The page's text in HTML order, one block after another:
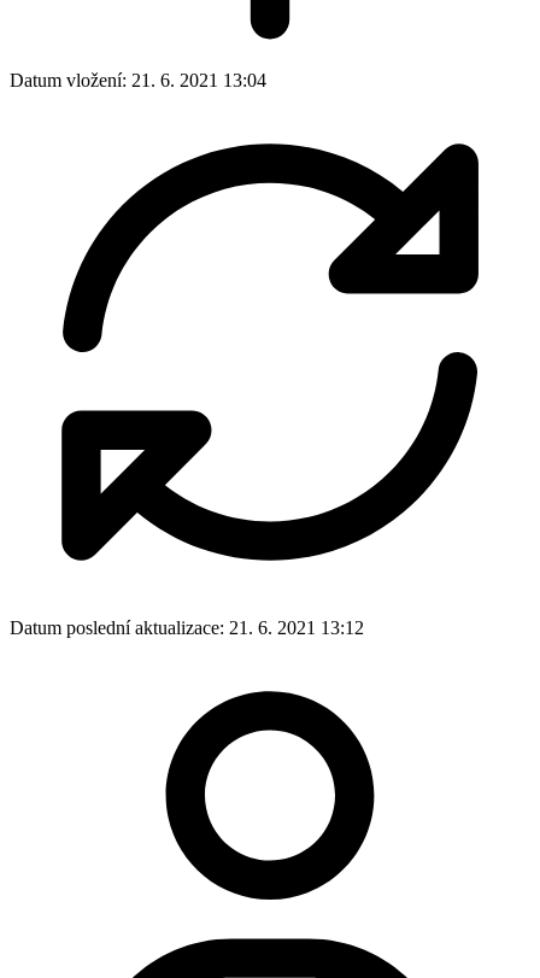
Datum vložení: 21. 6. 2021 13:04
Datum poslední aktualizace: 21. 6. 2021 13:12